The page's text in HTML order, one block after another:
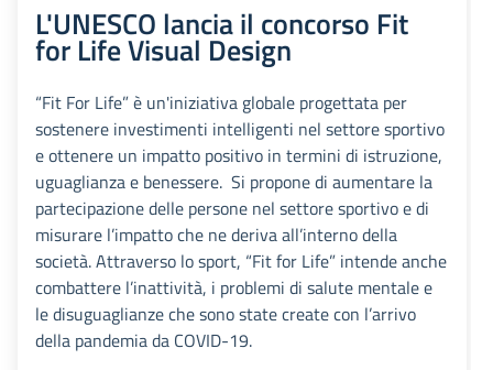
L'UNESCO lancia il concorso Fit
for Life Visual Design
“Fit For Life” è un'iniziativa globale progettata per
sostenere investimenti intelligenti nel settore sportivo
e ottenere un impatto positivo in termini di istruzione,
uguaglianza e benessere. Si propone di aumentare la
partecipazione delle persone nel settore sportivo e di
misurare l’impatto che ne deriva all’interno della
società. Attraverso lo sport, “Fit for Life” intende anche
combattere l’inattività, i problemi di salute mentale e
le disuguaglianze che sono state create con l’arrivo
della pandemia da COVID-19.